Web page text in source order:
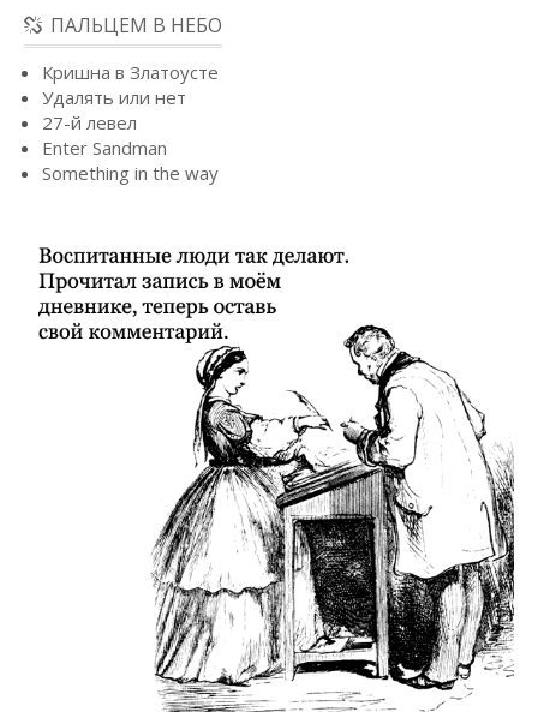
ПАЛЬЦЕМ В НЕБО
Кришна в Златоусте
Удалять или нет
27-й левел
Enter Sandman
Something in the way